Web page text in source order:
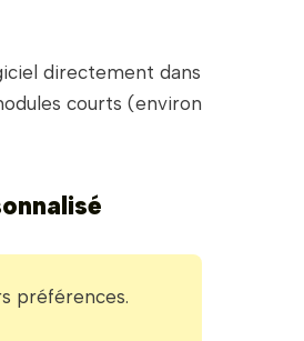
directement dans
courts (environ
préférences.